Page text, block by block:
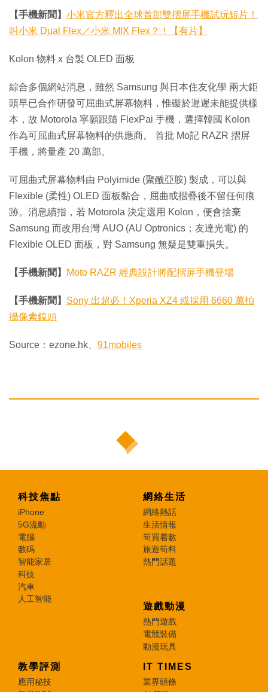
【手機新聞】 小米官方釋出全球首部雙摺屏手機試玩短片！
叫小米 Dual Flex／小米 MIX Flex？！【有片】
Kolon 物料 x 台製 OLED 面板
綜合多個網站消息，雖然 Samsung 與日本住友化學 兩大鉅
頭早已合作研發可屈曲式屏幕物料，惟礙於遲遲未能提供樣
本，故 Motorola 寧願跟隨 FlexPai 手機，選擇韓國 Kolon
作為可屈曲式屏幕物料的供應商。 首批 Mo記 RAZR 摺屏
手機，將量產 20 萬部。
可屈曲式屏幕物料由 Polyimide (聚酰亞胺) 製成，可以與
Flexible (柔性) OLED 面板黏合，屈曲或摺疊後不留任何痕
跡。消息續指，若 Motorola 決定選用 Kolon，便會捨棄
Samsung 而改用台灣 AUO (AU Optronics；友達光電) 的
Flexible OLED 面板，對 Samsung 無疑是雙重損失。
【手機新聞】 Moto RAZR 經典設計將配摺屏手機登場
【手機新聞】 Sony 出超必！Xperia XZ4 或採用 6660 萬拍
攝像素鏡頭
Source：ezone.hk、 91mobiles
科技焦點
iPhone
5G流動
電腦
數碼
智能家居
科技
汽車
人工智能
網絡生活
網絡熱話
生活情報
筍買着數
旅遊筍料
熱門話題
遊戲動漫
熱門遊戲
電競裝備
動漫玩具
教學評測
應用秘技
IT TIMES
業界頭條